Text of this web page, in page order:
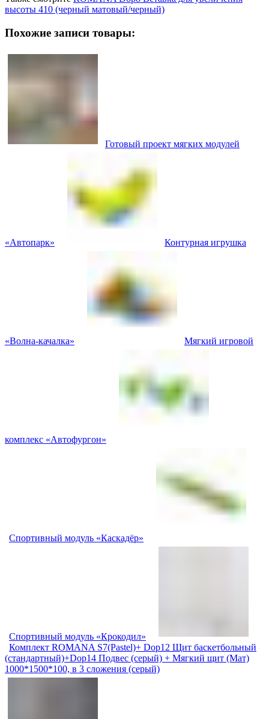
высоты 410 (черный матовый/черный)
Похожие записи товары:
Готовый проект мягких модулей
«Автопарк» Контурная игрушка
«Волна-качалка» Мягкий игровой
комплекс «Автофургон»
Спортивный модуль «Каскадёр»
Спортивный модуль «Крокодил»
Комплект ROMANA S7(Pastel)+ Dop12 Щит баскетбольный
(стандартный)+Dop14 Подвес (серый) + Мягкий щит (Мат)
1000*1500*100, в 3 сложения (серый)